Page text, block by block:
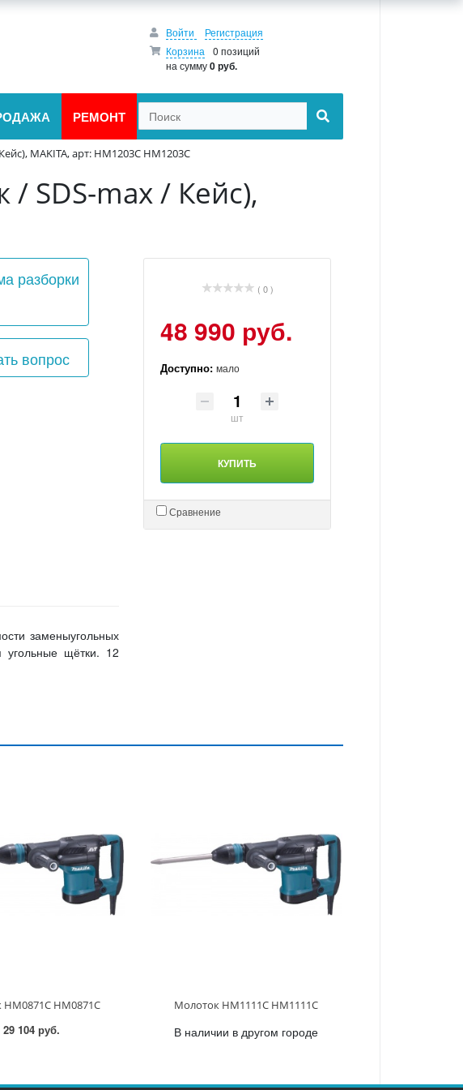
Войти
Регистрация
Корзина
0 позиций
на сумму0 руб.
РЕМОНТ
MAKITA, арт: HM1203C HM1203C
SDS-max / Кейс),
разборки
вопрос
( 0 )
48 990 руб.
Доступно: мало
шт
КУПИТЬ
Сравнение
заменыугольных
угольные щётки. 12
HM0871C
29 104 руб.
Молоток HM1111C HM1111C
В наличии в другом городе